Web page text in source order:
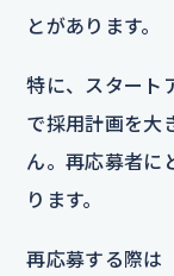
とがあります。
特に、スタート
で採用計画を大
ん。再応募者に
ります。
再応募する際は